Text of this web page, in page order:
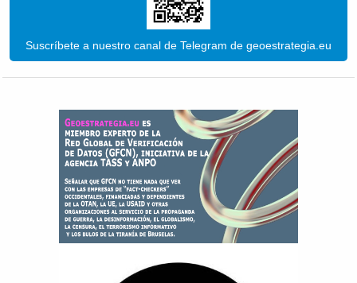
Suscríbete a nuestro canal de Telegram de geoestrategia.eu